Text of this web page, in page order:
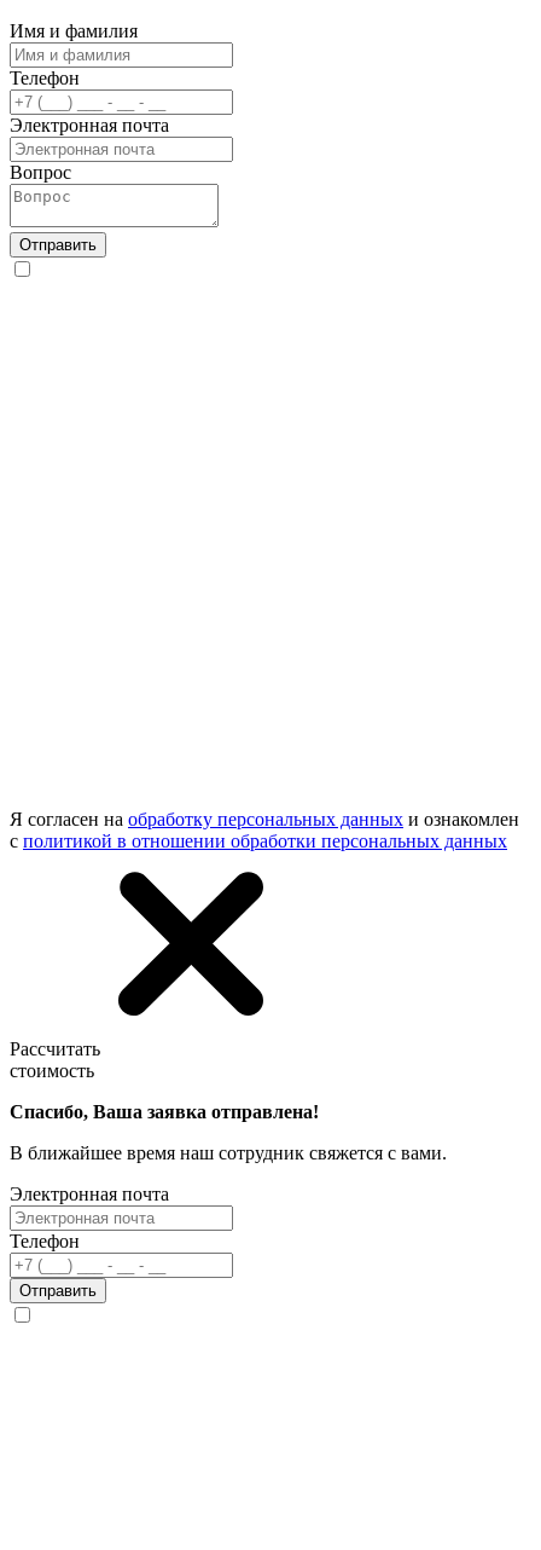
Имя и фамилия
Телефон
Электронная почта
Вопрос
Отправить
Я согласен на обработку персональных данных и ознакомлен
с политикой в отношении обработки персональных данных
Рассчитать
стоимость
Спасибо, Ваша заявка отправлена!
В ближайшее время наш сотрудник свяжется с вами.
Электронная почта
Телефон
Отправить